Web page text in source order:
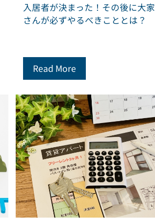
入居者が決まった！その後に大家
さんが必ずやるべきこととは？
Read More